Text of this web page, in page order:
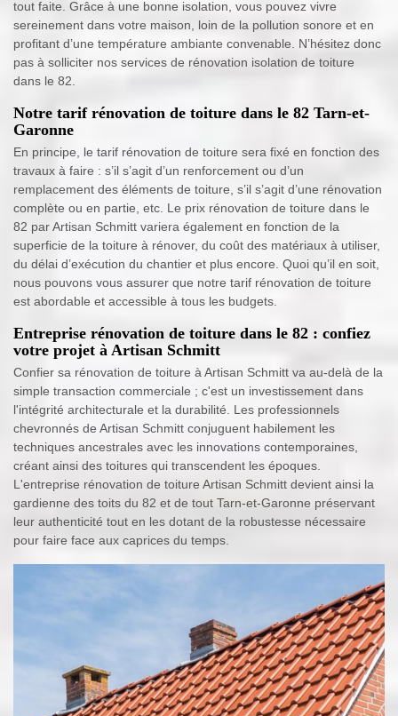
tout faite. Grâce à une bonne isolation, vous pouvez vivre
sereinement dans votre maison, loin de la pollution sonore et en
profitant d’une température ambiante convenable. N’hésitez donc
pas à solliciter nos services de rénovation isolation de toiture
dans le 82.
Notre tarif rénovation de toiture dans le 82 Tarn-et-
Garonne
En principe, le tarif rénovation de toiture sera fixé en fonction des
travaux à faire : s’il s’agit d’un renforcement ou d’un
remplacement des éléments de toiture, s’il s’agit d’une rénovation
complète ou en partie, etc. Le prix rénovation de toiture dans le
82 par Artisan Schmitt variera également en fonction de la
superficie de la toiture à rénover, du coût des matériaux à utiliser,
du délai d’exécution du chantier et plus encore. Quoi qu’il en soit,
nous pouvons vous assurer que notre tarif rénovation de toiture
est abordable et accessible à tous les budgets.
Entreprise rénovation de toiture dans le 82 : confiez
votre projet à Artisan Schmitt
Confier sa rénovation de toiture à Artisan Schmitt va au-delà de la
simple transaction commerciale ; c'est un investissement dans
l'intégrité architecturale et la durabilité. Les professionnels
chevronnés de Artisan Schmitt conjuguent habilement les
techniques ancestrales avec les innovations contemporaines,
créant ainsi des toitures qui transcendent les époques.
L'entreprise rénovation de toiture Artisan Schmitt devient ainsi la
gardienne des toits du 82 et de tout Tarn-et-Garonne préservant
leur authenticité tout en les dotant de la robustesse nécessaire
pour faire face aux caprices du temps.